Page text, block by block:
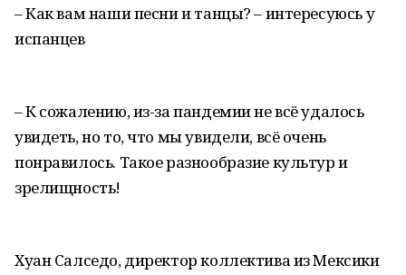
– Как вам наши песни и танцы? – интересуюсь у
испанцев
– К сожалению, из-за пандемии не всё удалось
увидеть, но то, что мы увидели, всё очень
понравилось. Такое разнообразие культур и
зрелищность!
Хуан Салседо, директор коллектива из Мексики